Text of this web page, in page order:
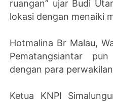
ruangan” ujar Budi
lokasi dengan menaiki
Hotmalina Br Malau,
Pematangsiantar
dengan para
Ketua KNPI